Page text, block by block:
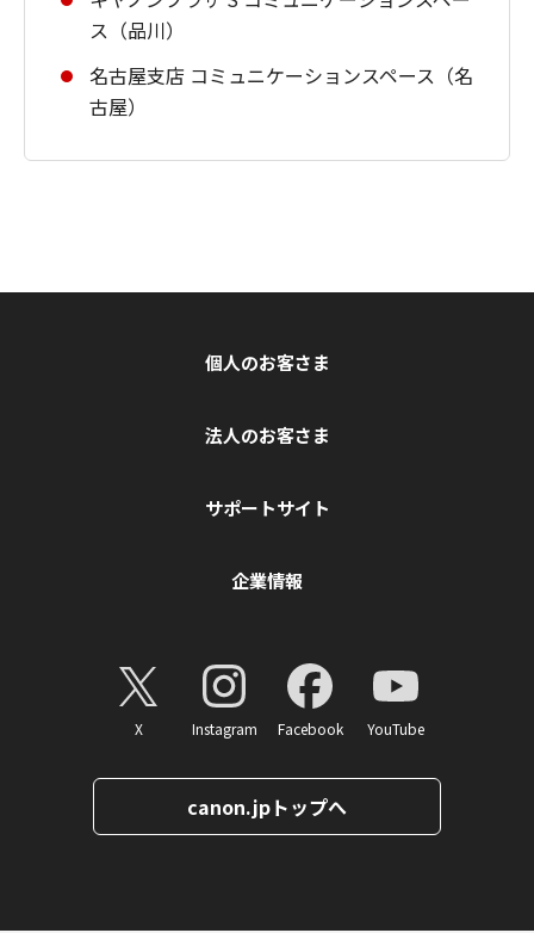
ス（品川）
名古屋支店 コミュニケーションスペース（名
古屋）
個人のお客さま
法人のお客さま
サポートサイト
企業情報
X Instagram Facebook YouTube
canon.jpトップへ